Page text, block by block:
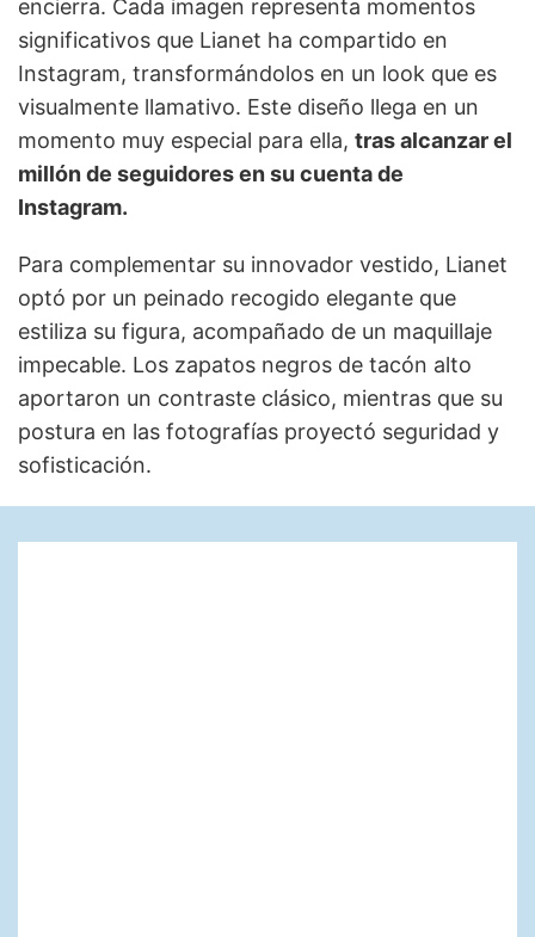
encierra. Cada imagen representa momentos
significativos que Lianet ha compartido en
Instagram, transformándolos en un look que es
visualmente llamativo. Este diseño llega en un
momento muy especial para ella, tras alcanzar el
millón de seguidores en su cuenta de
Instagram.
Para complementar su innovador vestido, Lianet
optó por un peinado recogido elegante que
estiliza su figura, acompañado de un maquillaje
impecable. Los zapatos negros de tacón alto
aportaron un contraste clásico, mientras que su
postura en las fotografías proyectó seguridad y
sofisticación.